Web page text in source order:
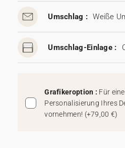
Umschlag : Weiße
Umschlag-Einlage :
Grafikeroption : Für
Personalisierung Ihres
vornehmen! (+79,00 €)